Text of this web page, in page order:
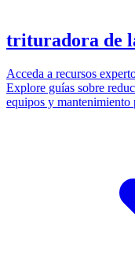
trituradora de
Acceda a recursos
Explore guías sobre
equipos y mantenimiento